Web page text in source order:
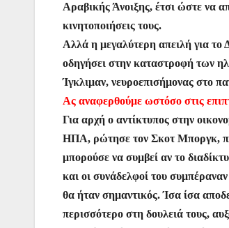
Αραβικής Άνοιξης, έτσι ώστε να
κινητοποιήσεις τους.
Αλλά η μεγαλύτερη απειλή για το
οδηγήσει στην καταστροφή των
Ίγκλιμαν, νευροεπισήμονας στο
Ας αναφερθούμε ωστόσο στις
Για αρχή ο αντίκτυπος στην
ΗΠΑ, ρώτησε τον Σκοτ Μποργκ,
μπορούσε να συμβεί αν το
και οι συνάδελφοί του
θα ήταν σημαντικός. Ίσα ίσα
περισσότερο στη δουλειά τους,